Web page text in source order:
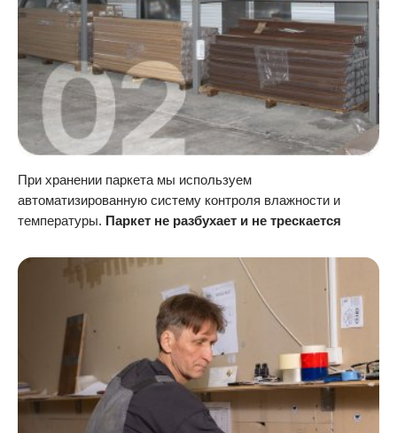
При хранении паркета мы используем
автоматизированную систему контроля влажности и
температуры. Паркет не разбухает и не трескается